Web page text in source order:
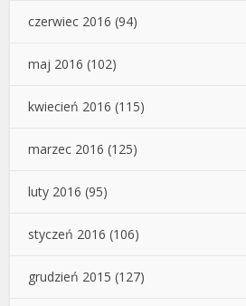
czerwiec 2016 (94)
maj 2016 (102)
kwiecień 2016 (115)
marzec 2016 (125)
luty 2016 (95)
styczeń 2016 (106)
grudzień 2015 (127)